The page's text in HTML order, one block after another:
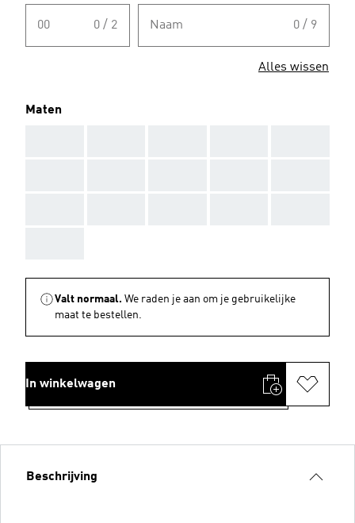
00 0 / 2 Naam 0 / 9
Alles wissen
Maten
Valt normaal. We raden je aan om je gebruikelijke
maat te bestellen.
In winkelwagen
Beschrijving